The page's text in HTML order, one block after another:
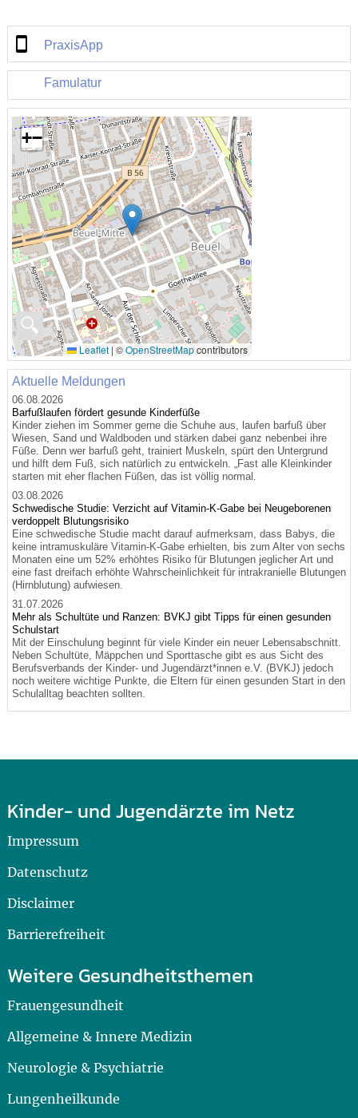
PraxisApp
Famulatur
🔍
+−
Leaflet | ©OpenStreetMapcontributors
Aktuelle Meldungen
06.08.2026
Barfußlaufen fördert gesunde Kinderfüße
Kinder ziehen im Sommer gerne die Schuhe aus, laufen barfuß über
Wiesen, Sand und Waldboden und stärken dabei ganz nebenbei ihre
Füße. Denn wer barfuß geht, trainiert Muskeln, spürt den Untergrund
und hilft dem Fuß, sich natürlich zu entwickeln. „Fast alle Kleinkinder
starten mit eher flachen Füßen, das ist völlig normal.
03.08.2026
Schwedische Studie: Verzicht auf Vitamin-K-Gabe bei Neugeborenen
verdoppelt Blutungsrisiko
Eine schwedische Studie macht darauf aufmerksam, dass Babys, die
keine intramuskuläre Vitamin-K-Gabe erhielten, bis zum Alter von sechs
Monaten eine um 52% erhöhtes Risiko für Blutungen jeglicher Art und
eine fast dreifach erhöhte Wahrscheinlichkeit für intrakranielle Blutungen
(Hirnblutung) aufwiesen.
31.07.2026
Mehr als Schultüte und Ranzen: BVKJ gibt Tipps für einen gesunden
Schulstart
Mit der Einschulung beginnt für viele Kinder ein neuer Lebensabschnitt.
Neben Schultüte, Mäppchen und Sporttasche gibt es aus Sicht des
Berufsverbands der Kinder- und Jugendärzt*innen e.V. (BVKJ) jedoch
noch weitere wichtige Punkte, die Eltern für einen gesunden Start in den
Schulalltag beachten sollten.
Kinder- und Jugendärzte im Netz
Impressum
Datenschutz
Disclaimer
Barrierefreiheit
Weitere Gesundheitsthemen
Frauengesundheit
Allgemeine & Innere Medizin
Neurologie & Psychiatrie
Lungenheilkunde